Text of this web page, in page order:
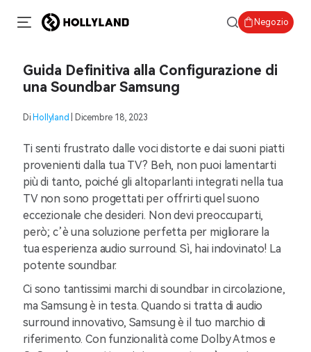
Negozio
Guida Definitiva alla Configurazione di
una Soundbar Samsung
Di Hollyland | Dicembre 18, 2023
Ti senti frustrato dalle voci distorte e dai suoni piatti
provenienti dalla tua TV? Beh, non puoi lamentarti
più di tanto, poiché gli altoparlanti integrati nella tua
TV non sono progettati per offrirti quel suono
eccezionale che desideri. Non devi preoccuparti,
però; c’è una soluzione perfetta per migliorare la
tua esperienza audio surround. Sì, hai indovinato! La
potente soundbar.
Ci sono tantissimi marchi di soundbar in circolazione,
ma Samsung è in testa. Quando si tratta di audio
surround innovativo, Samsung è il tuo marchio di
riferimento. Con funzionalità come Dolby Atmos e